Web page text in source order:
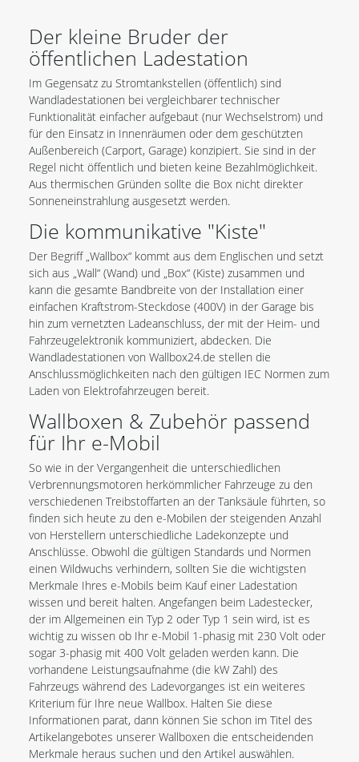
Der kleine Bruder der
öffentlichen Ladestation
Im Gegensatz zu Stromtankstellen (öffentlich) sind
Wandladestationen bei vergleichbarer technischer
Funktionalität einfacher aufgebaut (nur Wechselstrom) und
für den Einsatz in Innenräumen oder dem geschützten
Außenbereich (Carport, Garage) konzipiert. Sie sind in der
Regel nicht öffentlich und bieten keine Bezahlmöglichkeit.
Aus thermischen Gründen sollte die Box nicht direkter
Sonneneinstrahlung ausgesetzt werden.
Die kommunikative "Kiste"
Der Begriff „Wallbox“ kommt aus dem Englischen und setzt
sich aus „Wall“ (Wand) und „Box“ (Kiste) zusammen und
kann die gesamte Bandbreite von der Installation einer
einfachen Kraftstrom-Steckdose (400V) in der Garage bis
hin zum vernetzten Ladeanschluss, der mit der Heim- und
Fahrzeugelektronik kommuniziert, abdecken. Die
Wandladestationen von Wallbox24.de stellen die
Anschlussmöglichkeiten nach den gültigen IEC Normen zum
Laden von Elektrofahrzeugen bereit.
Wallboxen & Zubehör passend
für Ihr e-Mobil
So wie in der Vergangenheit die unterschiedlichen
Verbrennungsmotoren herkömmlicher Fahrzeuge zu den
verschiedenen Treibstoffarten an der Tanksäule führten, so
finden sich heute zu den e-Mobilen der steigenden Anzahl
von Herstellern unterschiedliche Ladekonzepte und
Anschlüsse. Obwohl die gültigen Standards und Normen
einen Wildwuchs verhindern, sollten Sie die wichtigsten
Merkmale Ihres e-Mobils beim Kauf einer Ladestation
wissen und bereit halten. Angefangen beim Ladestecker,
der im Allgemeinen ein Typ 2 oder Typ 1 sein wird, ist es
wichtig zu wissen ob Ihr e-Mobil 1-phasig mit 230 Volt oder
sogar 3-phasig mit 400 Volt geladen werden kann. Die
vorhandene Leistungsaufnahme (die kW Zahl) des
Fahrzeugs während des Ladevorganges ist ein weiteres
Kriterium für Ihre neue Wallbox. Halten Sie diese
Informationen parat, dann können Sie schon im Titel des
Artikelangebotes unserer Wallboxen die entscheidenden
Merkmale heraus suchen und den Artikel auswählen.